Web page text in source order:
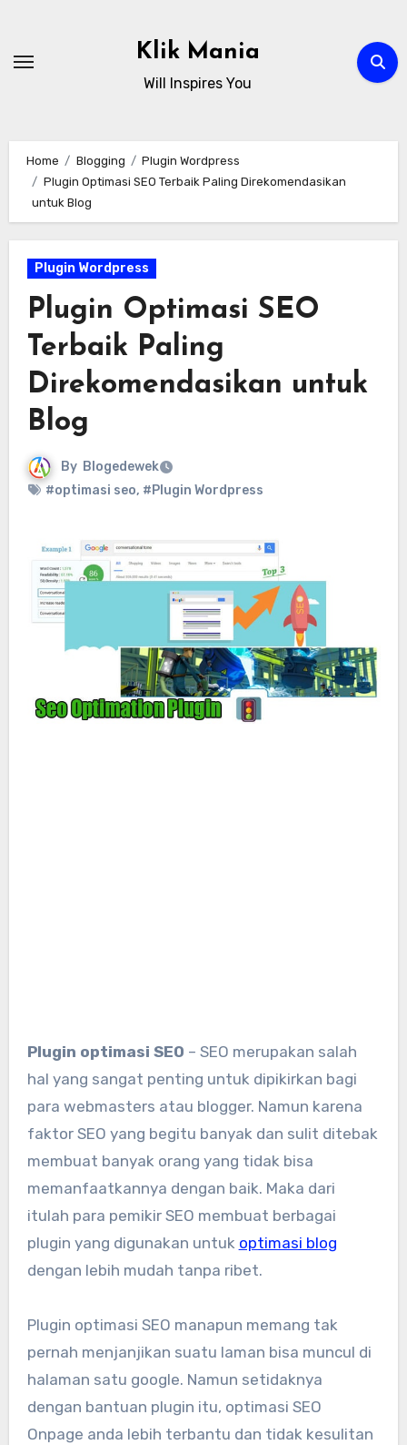
content
Klik Mania
Will Inspires You
Home Blogging
Plugin Wordpress
Plugin Optimasi SEO Terbaik Paling Direkomendasikan
untuk Blog
Plugin Wordpress
Plugin Optimasi SEO
Terbaik Paling
Direkomendasikan untuk
Blog
By Blogedewek
#optimasi seo, #Plugin Wordpress
Plugin optimasi SEO – SEO merupakan salah
hal yang sangat penting untuk dipikirkan bagi
para webmasters atau blogger. Namun karena
faktor SEO yang begitu banyak dan sulit ditebak
membuat banyak orang yang tidak bisa
memanfaatkannya dengan baik. Maka dari
itulah para pemikir SEO membuat berbagai
plugin yang digunakan untuk optimasi blog
dengan lebih mudah tanpa ribet.
Plugin optimasi SEO manapun memang tak
pernah menjanjikan suatu laman bisa muncul di
halaman satu google. Namun setidaknya
dengan bantuan plugin itu, optimasi SEO
Onpage anda lebih terbantu dan tidak kesulitan